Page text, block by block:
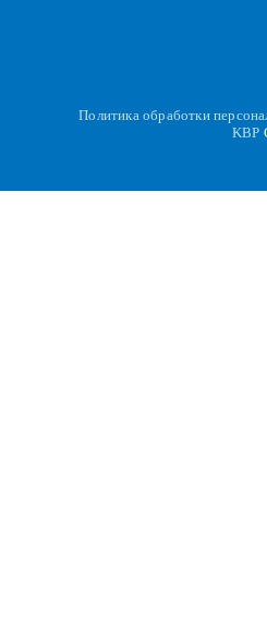
Политика обработки
KBP